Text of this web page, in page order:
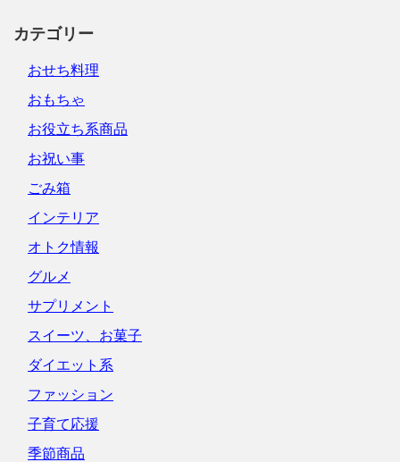
カテゴリー
おせち料理
おもちゃ
お役立ち系商品
お祝い事
ごみ箱
インテリア
オトク情報
グルメ
サプリメント
スイーツ、お菓子
ダイエット系
ファッション
子育て応援
季節商品